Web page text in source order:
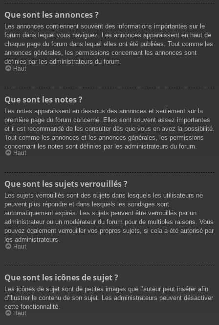
Que sont les annonces ?
Les annonces contiennent souvent des informations importantes sur le
forum dans lequel vous naviguez. Les annonces apparaissent en haut de
chaque page du forum dans lequel elles ont été publiées. Tout comme les
annonces générales, les permissions concernant les annonces sont
définies par les administrateurs du forum.
Haut
Que sont les notes ?
Les notes apparaissent en dessous des annonces et seulement sur la
première page du forum concerné. Elles sont souvent assez importantes
et il est recommandé de les consulter dès que vous en avez la possibilité.
Tout comme les annonces et les annonces générales, les permissions
concernant les notes sont définies par les administrateurs du forum.
Haut
Que sont les sujets verrouillés ?
Les sujets verrouillés sont des sujets dans lesquels les utilisateurs ne
peuvent plus répondre et dans lesquels les sondages sont
automatiquement expirés. Les sujets peuvent être verrouillés par un
administrateur ou un modérateur du forum pour de multiples raisons. Vous
pouvez également verrouiller vos propres sujets, si cela a été autorisé par
les administrateurs.
Haut
Que sont les icônes de sujet ?
Les icônes de sujet sont de petites images que l’auteur peut insérer afin
d’illustrer le contenu de son sujet. Les administrateurs peuvent désactiver
cette fonctionnalité.
Haut